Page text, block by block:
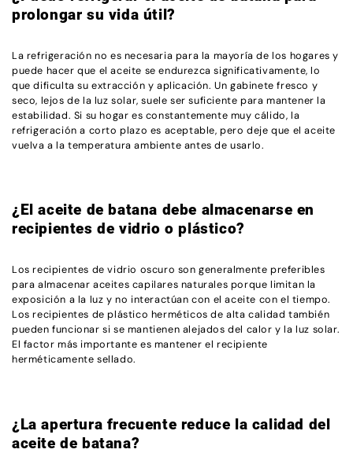
prolongar su vida útil?
La refrigeración no es necesaria para la mayoría de los hogares y
puede hacer que el aceite se endurezca significativamente, lo
que dificulta su extracción y aplicación. Un gabinete fresco y
seco, lejos de la luz solar, suele ser suficiente para mantener la
estabilidad. Si su hogar es constantemente muy cálido, la
refrigeración a corto plazo es aceptable, pero deje que el aceite
vuelva a la temperatura ambiente antes de usarlo.
¿El aceite de batana debe almacenarse en
recipientes de vidrio o plástico?
Los recipientes de vidrio oscuro son generalmente preferibles
para almacenar aceites capilares naturales porque limitan la
exposición a la luz y no interactúan con el aceite con el tiempo.
Los recipientes de plástico herméticos de alta calidad también
pueden funcionar si se mantienen alejados del calor y la luz solar.
El factor más importante es mantener el recipiente
herméticamente sellado.
¿La apertura frecuente reduce la calidad del
aceite de batana?